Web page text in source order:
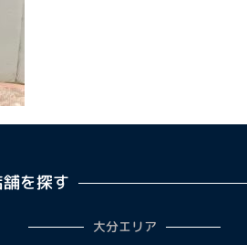
舗を探す
大分エリア